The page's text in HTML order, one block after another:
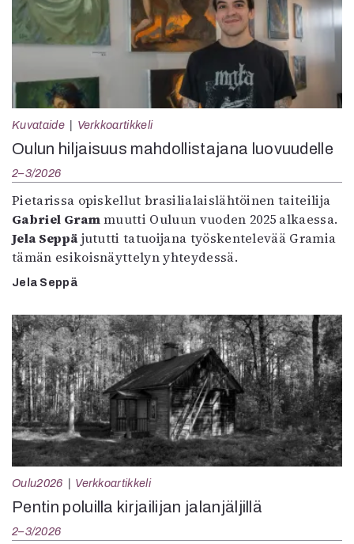
Kuvataide Verkkoartikkeli
Oulun hiljaisuus mahdollistajana luovuudelle
2–3/2026
Pietarissa opiskellut brasilialaislähtöinen taiteilija
Gabriel Grammuutti Ouluun vuoden 2025 alkaessa.
Jela Seppä jututti tatuoijana työskentelevää Gramia
tämän esikoisnäyttelyn yhteydessä.
Jela Seppä
Oulu2026 Verkkoartikkeli
Pentin poluilla kirjailijan jalanjäljillä
2–3/2026